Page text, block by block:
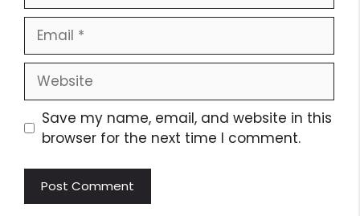
Save my name, email, and website in this
browser for the next time I comment.